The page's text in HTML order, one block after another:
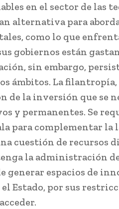
en el sector de las
alternativa para
como lo que
gobiernos están
sin embargo,
ámbitos. La
de la inversión que se
y permanentes. Se
para complementar la
cuestión de recursos
la administración
generar espacios de
Estado, por sus